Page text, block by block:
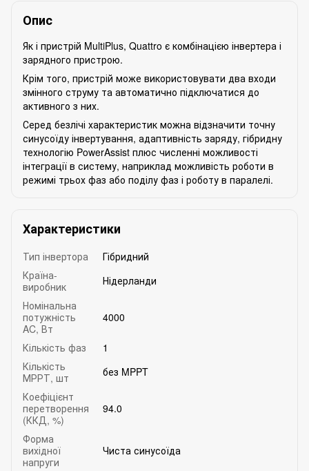
Опис
Як і пристрій MultiPlus, Quattro є комбінацією інвертера і
зарядного пристрою.
Крім того, пристрій може використовувати два входи
змінного струму та автоматично підключатися до
активного з них.
Серед безлічі характеристик можна відзначити точну
синусоїду інвертування, адаптивність заряду, гібридну
технологію PowerAssist плюс численні можливості
інтеграції в систему, наприклад можливість роботи в
режимі трьох фаз або поділу фаз і роботу в паралелі.
Характеристики
Тип інвертора
Гібридний
Країна-
виробник
Нідерланди
Номінальна
потужність
AC, Вт
4000
Кількість фаз
1
Кількість
МРРТ, шт
без MPPT
Коефіцієнт
перетворення
(ККД, %)
94.0
Форма
вихідної
напруги
Чиста синусоїда